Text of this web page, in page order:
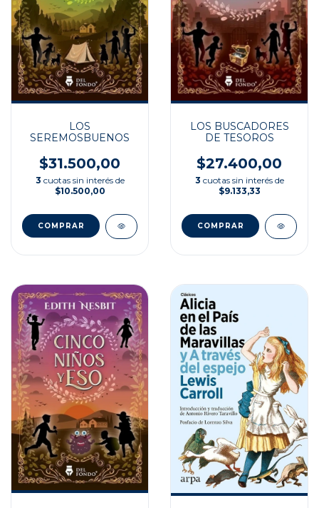
LOS
SEREMOSBUENOS
$31.500,00
3 cuotas sin interés de
$10.500,00
LOS BUSCADORES
DE TESOROS
$27.400,00
3 cuotas sin interés de
$9.133,33